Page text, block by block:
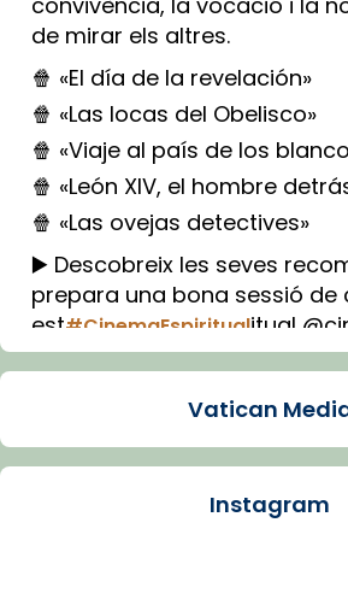
de mirar els altres.
🍿 «El día de la revelación»
🍿 «Las locas del Obelisco»
🍿 «Viaje al país de los
🍿 «León XIV, el hombre
🍿 «Las ovejas detectives»
▶️ Descobreix les seves
prepara una bona sessió de
est#CinemaEspiritualitual
Imatge: Generada amb IA
Arquebisbat de Barcelona
Vatican
Instagram